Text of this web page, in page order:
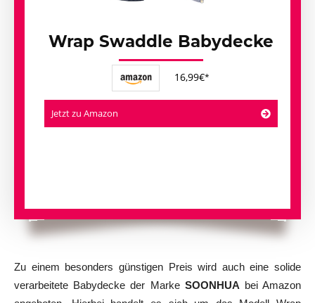
Wrap Swaddle Babydecke
16,99€
Jetzt zu Amazon
Zu einem besonders günstigen Preis wird auch eine solide
verarbeitete Babydecke der Marke SOONHUA bei Amazon